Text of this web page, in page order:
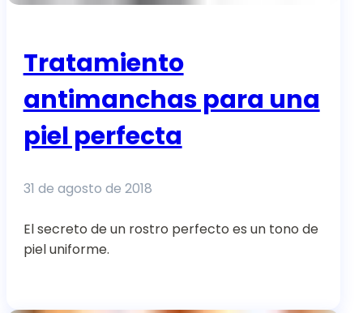
Tratamiento
antimanchas para una
piel perfecta
31 de agosto de 2018
El secreto de un rostro perfecto es un tono de
piel uniforme.